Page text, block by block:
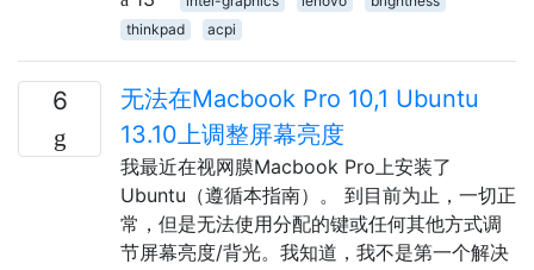
thinkpad
acpi
6
无法在Macbook Pro 10,1 Ubuntu
13.10上调整屏幕亮度
我最近在视网膜Macbook Pro上安装了
Ubuntu（遵循本指南）。 到目前为止，一切正
常，但是无法使用分配的键或任何其他方式调
节屏幕亮度/背光。我知道，我不是第一个解决